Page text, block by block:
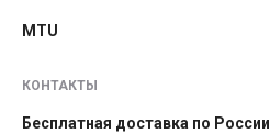
MTU
КОНТАКТЫ
Бесплатная доставка по России